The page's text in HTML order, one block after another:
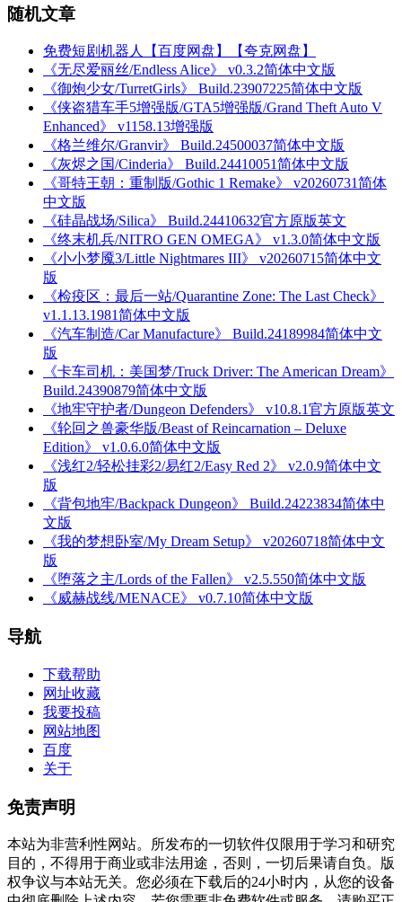
随机文章
免费短剧机器人【百度网盘】【夸克网盘】
《无尽爱丽丝/Endless Alice》 v0.3.2简体中文版
《御炮少女/TurretGirls》 Build.23907225简体中文版
《侠盗猎车手5增强版/GTA5增强版/Grand Theft Auto V
Enhanced》 v1158.13增强版
《格兰维尔/Granvir》 Build.24500037简体中文版
《灰烬之国/Cinderia》 Build.24410051简体中文版
《哥特王朝：重制版/Gothic 1 Remake》 v20260731简体
中文版
《硅晶战场/Silica》 Build.24410632官方原版英文
《终末机兵/NITRO GEN OMEGA》 v1.3.0简体中文版
《小小梦魇3/Little Nightmares III》 v20260715简体中文
版
《检疫区：最后一站/Quarantine Zone: The Last Check》
v1.1.13.1981简体中文版
《汽车制造/Car Manufacture》 Build.24189984简体中文
版
《卡车司机：美国梦/Truck Driver: The American Dream》
Build.24390879简体中文版
《地牢守护者/Dungeon Defenders》 v10.8.1官方原版英文
《轮回之兽豪华版/Beast of Reincarnation – Deluxe
Edition》 v1.0.6.0简体中文版
《浅红2/轻松挂彩2/易红2/Easy Red 2》 v2.0.9简体中文
版
《背包地牢/Backpack Dungeon》 Build.24223834简体中
文版
《我的梦想卧室/My Dream Setup》 v20260718简体中文
版
《堕落之主/Lords of the Fallen》 v2.5.550简体中文版
《威赫战线/MENACE》 v0.7.10简体中文版
导航
下载帮助
网址收藏
我要投稿
网站地图
百度
关于
免责声明
本站为非营利性网站。所发布的一切软件仅限用于学习和研究
目的，不得用于商业或非法用途，否则，一切后果请自负。版
权争议与本站无关。您必须在下载后的24小时内，从您的设备